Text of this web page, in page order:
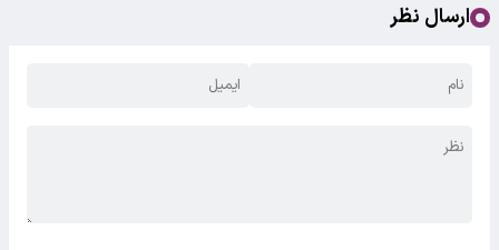
ارسال نظر